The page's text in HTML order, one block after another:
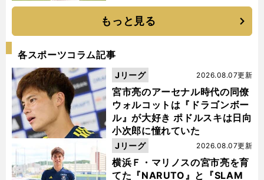
もっと見る
各スポーツコラム記事
宮市亮のアーセナル時代の同僚
ウォルコットは『ドラゴンボー
ル』が大好き ポドルスキは日向
小次郎に憧れていた
2026.08.07更新
Jリーグ
横浜Ｆ・マリノスの宮市亮を育
てた『NARUTO』と『SLAM
2026.08.07更新
Jリーグ